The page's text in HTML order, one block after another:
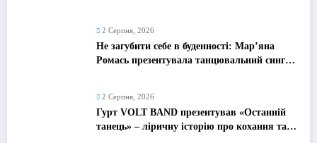
2 Серпня, 2026
Не загубити себе в буденності: Мар’яна
Ромась презентувала танцювальний сингл
2 Серпня, 2026
Гурт VOLT BAND презентував «Останній
танець» – ліричну історію про кохання та